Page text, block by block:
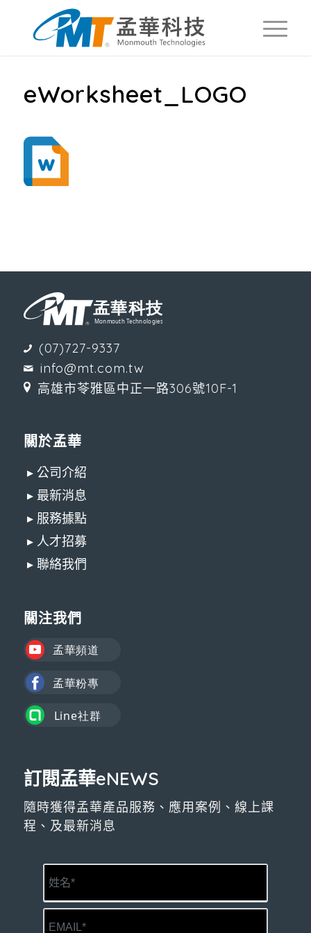
eWorksheet_LOGO
(07)727-9337
info@mt.com.tw
高雄市苓雅區中正一路306號10F-1
關於孟華
▸ 公司介紹
▸ 最新消息
▸ 服務據點
▸ 人才招募
▸ 聯絡我們
關注我們
訂閱孟華eNEWS
隨時獲得孟華產品服務、應用案例、線上課
程、及最新消息